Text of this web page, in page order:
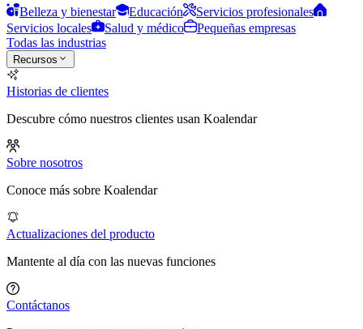
Belleza y bienestar Educación
Servicios profesionales
Servicios locales
Salud y médico
Pequeñas empresas
Todas las industrias
Recursos
Historias de clientes
Descubre cómo nuestros clientes usan Koalendar
Sobre nosotros
Conoce más sobre Koalendar
Actualizaciones del producto
Mantente al día con las nuevas funciones
Contáctanos